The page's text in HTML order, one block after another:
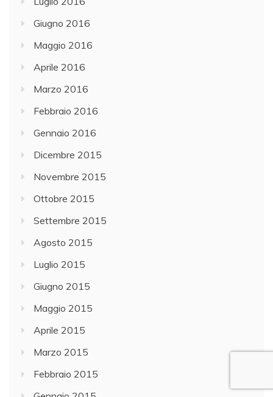
Giugno 2016
Maggio 2016
Aprile 2016
Marzo 2016
Febbraio 2016
Gennaio 2016
Dicembre 2015
Novembre 2015
Ottobre 2015
Settembre 2015
Agosto 2015
Luglio 2015
Giugno 2015
Maggio 2015
Aprile 2015
Marzo 2015
Febbraio 2015